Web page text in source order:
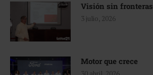
Visión sin fronteras
3 julio, 2026
Motor que crece